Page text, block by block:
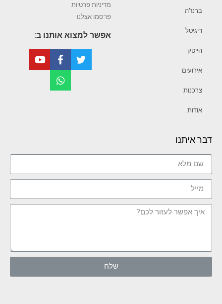
ברנז’ה
דיגיטל
הייטק
אירועים
צרכנות
אודות
מדיניות פרטיות
פרסמו אצלנו
אפשר למצוא אותנו ב:
דבר איתנו
שלח